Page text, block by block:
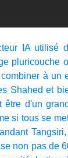
IA utilisé
pluricouche
à un
Shahed et
être d'un
si tous se
non pas de